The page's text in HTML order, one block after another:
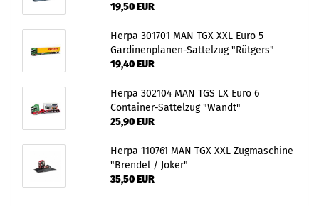
19,50 EUR
Herpa 301701 MAN TGX XXL Euro 5
Gardinenplanen-Sattelzug "Rütgers"
19,40 EUR
Herpa 302104 MAN TGS LX Euro 6
Container-Sattelzug "Wandt"
25,90 EUR
Herpa 110761 MAN TGX XXL Zugmaschine
"Brendel / Joker"
35,50 EUR